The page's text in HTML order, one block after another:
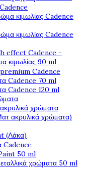
κιμωλίας Cadence
κιμωλίας Cadence
effect Cadence -
κιμωλίας 90 ml
Cadence
Cadence 70 ml
Cadence 120 ml
χρώματα
ακρυλικά χρώματα)
(Λάκα)
Cadence
50 ml
χρώματα 50 ml